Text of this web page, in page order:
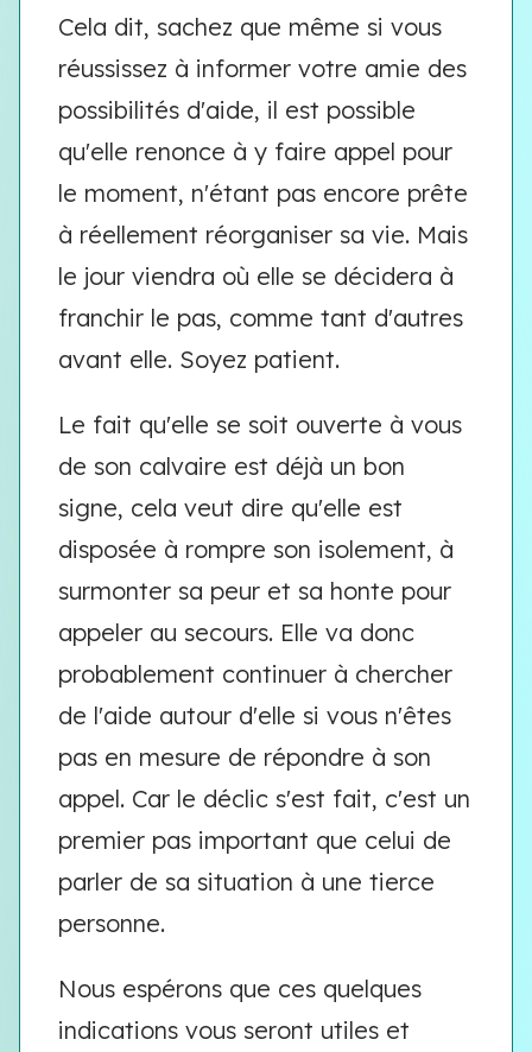
Cela dit, sachez que même si vous
réussissez à informer votre amie des
possibilités d'aide, il est possible
qu'elle renonce à y faire appel pour
le moment, n'étant pas encore prête
à réellement réorganiser sa vie. Mais
le jour viendra où elle se décidera à
franchir le pas, comme tant d'autres
avant elle. Soyez patient.
Le fait qu'elle se soit ouverte à vous
de son calvaire est déjà un bon
signe, cela veut dire qu'elle est
disposée à rompre son isolement, à
surmonter sa peur et sa honte pour
appeler au secours. Elle va donc
probablement continuer à chercher
de l'aide autour d'elle si vous n'êtes
pas en mesure de répondre à son
appel. Car le déclic s'est fait, c'est un
premier pas important que celui de
parler de sa situation à une tierce
personne.
Nous espérons que ces quelques
indications vous seront utiles et